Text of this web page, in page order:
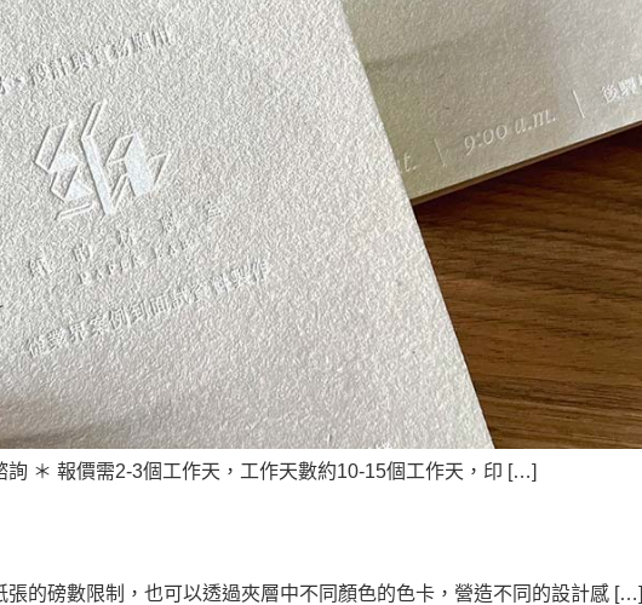
＊ 報價需2-3個工作天，工作天數約10-15個工作天，印 […]
的磅數限制，也可以透過夾層中不同顏色的色卡，營造不同的設計感 […]